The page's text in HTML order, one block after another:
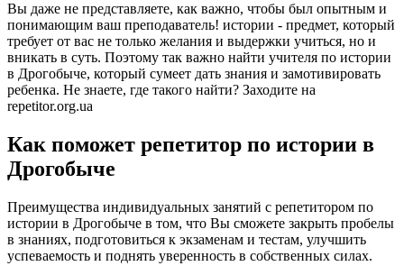
Вы даже не представляете, как важно, чтобы был опытным и
понимающим ваш преподаватель! истории - предмет, который
требует от вас не только желания и выдержки учиться, но и
вникать в суть. Поэтому так важно найти учителя по истории
в Дрогобыче, который сумеет дать знания и замотивировать
ребенка. Не знаете, где такого найти? Заходите на
repetitor.org.ua
Как поможет репетитор по истории в
Дрогобыче
Преимущества индивидуальных занятий с репетитором по
истории в Дрогобыче в том, что Вы сможете закрыть пробелы
в знаниях, подготовиться к экзаменам и тестам, улучшить
успеваемость и поднять уверенность в собственных силах.